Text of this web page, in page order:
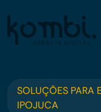
SOLUÇÕES PARA
IPOJUCA